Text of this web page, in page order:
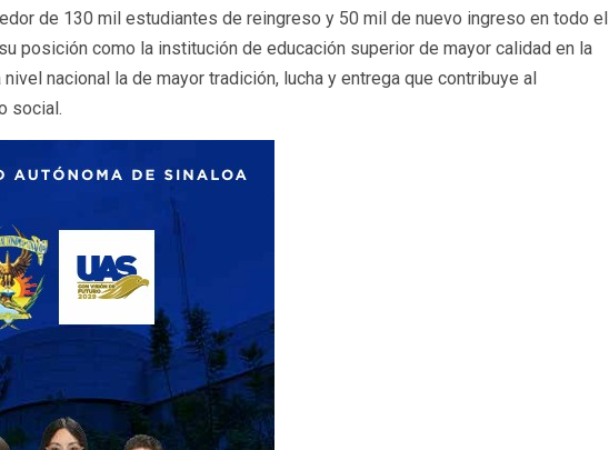
de 130 mil estudiantes de reingreso y 50 mil de nuevo ingreso en todo el
posición como la institución de educación superior de mayor calidad en la
nacional la de mayor tradición, lucha y entrega que contribuye al
social.